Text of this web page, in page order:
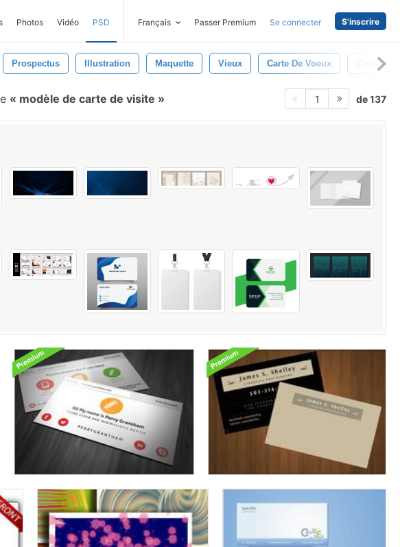
Photos Vidéo PSD Français Passer Premium Se connecter S'inscrire
Prospectus Illustration Maquette Vieux Carte De Voeux Contexte
modèle de carte de visite 1 de 137